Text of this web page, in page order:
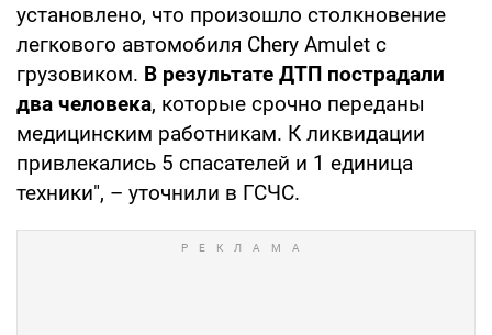
установлено, что произошло столкновение
легкового автомобиля Chery Amulet с
грузовиком. В результате ДТП пострадали
два человека, которые срочно переданы
медицинским работникам. К ликвидации
привлекались 5 спасателей и 1 единица
техники", – уточнили в ГСЧС.